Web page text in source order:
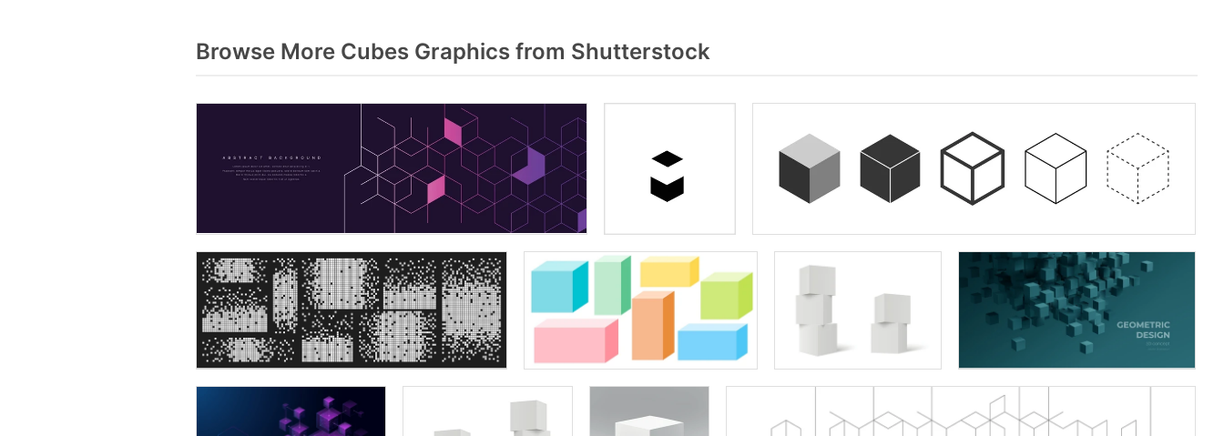
Browse More Cubes Graphics from Shutterstock